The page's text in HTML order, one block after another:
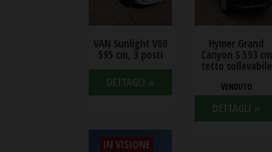
VAN Sunlight V60
595 cm, 3 posti
DETTAGLI »
Hymer Grand
Canyon S 593 cm
tetto sollevabile
VENDUTO
DETTAGLI »
IN VISIONE